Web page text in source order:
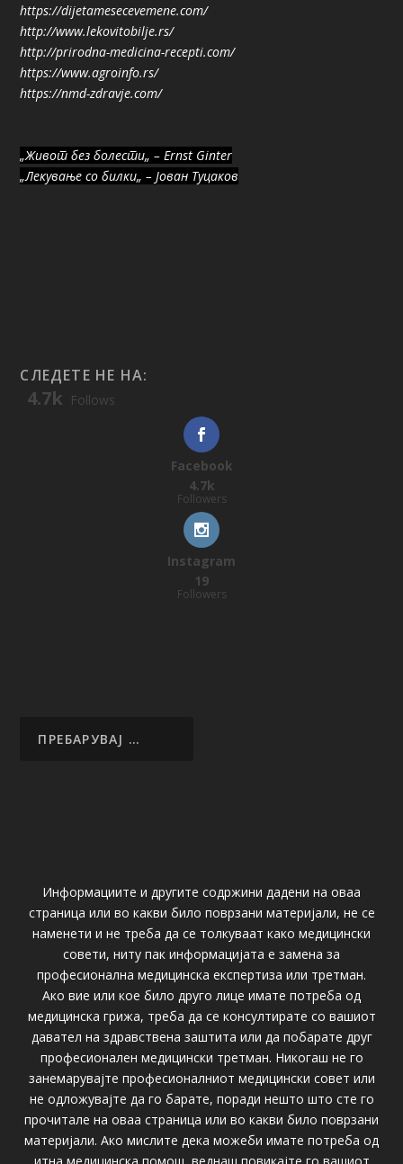
https://dijetamesecevemene.com/
http://www.lekovitobilje.rs/
http://prirodna-medicina-recepti.com/
https://www.agroinfo.rs/
https://nmd-zdravje.com/
„Живот без болести„ – Ernst Ginter
„Лекување со билки„ – Јован Туцаков
СЛЕДЕТЕ НЕ НА:
4.7k Follows
Facebook
4.7k
Followers
Instagram
19
Followers
Информациите и другите содржини дадени на оваа
страница или во какви било поврзани материјали, не се
наменети и не треба да се толкуваат како медицински
совети, ниту пак информацијата е замена за
професионална медицинска експертиза или третман.
Ако вие или кое било друго лице имате потреба од
медицинска грижа, треба да се консултирате со вашиот
давател на здравствена заштита или да побарате друг
професионален медицински третман. Никогаш не го
занемарувајте професионалниот медицински совет или
не одложувајте да го барате, поради нешто што сте го
прочитале на оваа страница или во какви било поврзани
материјали. Ако мислите дека можеби имате потреба од